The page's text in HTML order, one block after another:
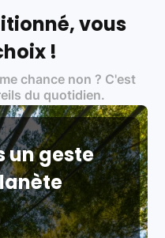
de nos partenaires
(DEEE)
selon des standards
de contrôle en
RoHS, et du
réparation)
vous
!
chance non ? C'est
du quotidien.
un geste